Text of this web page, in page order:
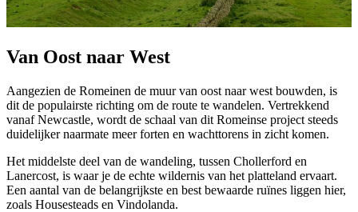
Van Oost naar West
Aangezien de Romeinen de muur van oost naar west bouwden, is
dit de populairste richting om de route te wandelen. Vertrekkend
vanaf Newcastle, wordt de schaal van dit Romeinse project steeds
duidelijker naarmate meer forten en wachttorens in zicht komen.
Het middelste deel van de wandeling, tussen Chollerford en
Lanercost, is waar je de echte wildernis van het platteland ervaart.
Een aantal van de belangrijkste en best bewaarde ruïnes liggen hier,
zoals Housesteads en Vindolanda.